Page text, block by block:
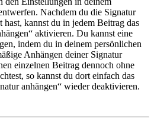
Nachdem du die Signatur
hast, kannst du in jedem Beitrag das
aktivieren. Du kannst eine
indem du in deinem persönlichen
Anhängen deiner Signatur
einzelnen Beitrag dennoch ohne
so kannst du dort einfach das
anhängen“ wieder deaktivieren.